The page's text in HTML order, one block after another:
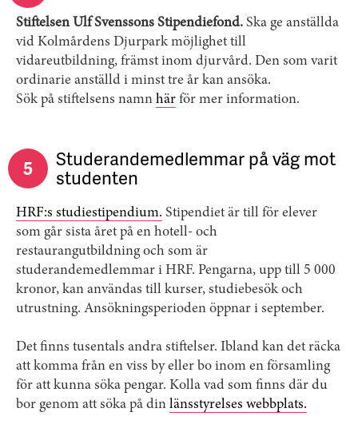
Stiftelsen Ulf Svenssons Stipendiefond. Ska ge anställda
vid Kolmårdens Djurpark möjlighet till
vidareutbildning, främst inom djurvård. Den som varit
ordinarie anställd i minst tre år kan ansöka.
Sök på stiftelsens namn här för mer information.
5 Studerandemedlemmar på väg mot
studenten
HRF:s studiestipendium. Stipendiet är till för elever
som går sista året på en hotell- och
restaurangutbildning och som är
studerandemedlemmar i HRF. Pengarna, upp till 5 000
kronor, kan användas till kurser, studiebesök och
utrustning. Ansökningsperioden öppnar i september.
Det finns tusentals andra stiftelser. Ibland kan det räcka
att komma från en viss by eller bo inom en församling
för att kunna söka pengar. Kolla vad som finns där du
bor genom att söka på din länsstyrelses webbplats.